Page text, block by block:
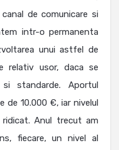
de comunicare si
intr-o permanenta
unui astfel de
relativ usor, daca se
standarde. Aportul
de 10.000 €, iar nivelul
Anul trecut am
fiecare, un nivel al